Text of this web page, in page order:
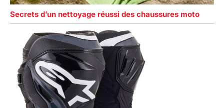
Secrets d’un nettoyage réussi des chaussures moto